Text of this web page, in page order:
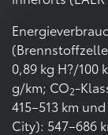
0,89 kg H?/100
g/km; CO2-
415–513 km
City): 547–686